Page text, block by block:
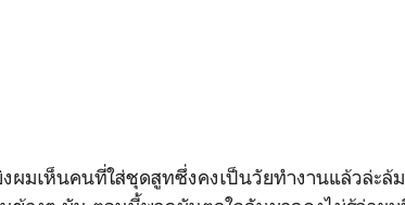
ผมเห็นคนที่ใส่ชุดสูทซึ่งคงเป็นวัยทำงานแล้วล่ะ